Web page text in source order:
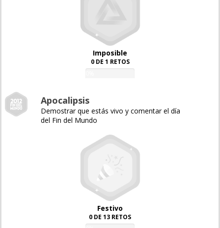
Imposible
0 DE 1 RETOS
Apocalipsis
Demostrar que estás vivo y comentar el día
del Fin del Mundo
Festivo
0 DE 13 RETOS